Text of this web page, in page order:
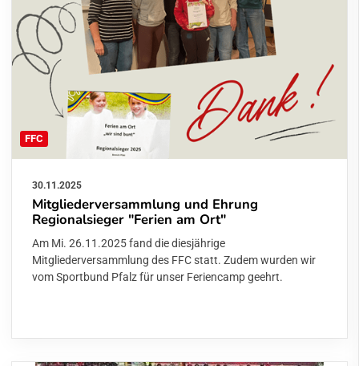
FFC
30.11.2025
Mitgliederversammlung und Ehrung
Regionalsieger "Ferien am Ort"
Am Mi. 26.11.2025 fand die diesjährige
Mitgliederversammlung des FFC statt. Zudem wurden wir
vom Sportbund Pfalz für unser Feriencamp geehrt.